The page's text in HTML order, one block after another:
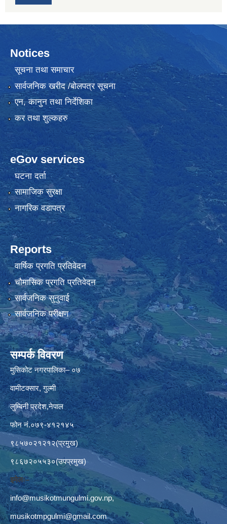
Notices
सूचना तथा समाचार
सार्वजनिक खरीद /बोलपत्र सूचना
एन, कानुन तथा निर्देशिका
कर तथा शुल्कहरु
eGov services
घटना दर्ता
सामाजिक सुरक्षा
नागरिक वडापत्र
Reports
वार्षिक प्रगति प्रतिवेदन
चौमासिक प्रगति प्रतिवेदन
सार्वजनिक सुनुवाई
सार्वजनिक परीक्षण
सम्पर्क विवरण
मुसिकोट नगरपालिका– ०७
वामीटक्सार, गुल्मी
लुम्बिनी प्रदेश,नेपाल
फोन नं.०७९-४१२१४५
९८५७०२१२१२(प्रमुख)
९८६७२०५५३०(उपप्रमुख)
इमेलः–
info@musikotmungulmi.gov.np,
musikotmpgulmi@gmail.com